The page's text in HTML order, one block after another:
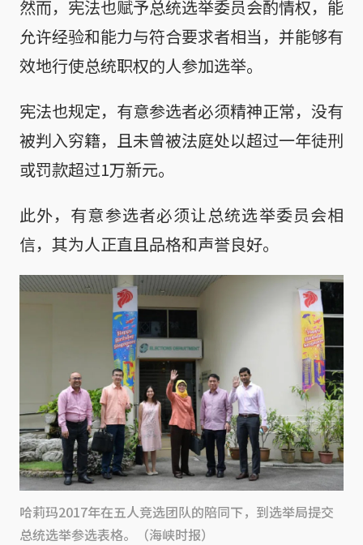
然而，宪法也赋予总统选举委员会酌情权，能
允许经验和能力与符合要求者相当，并能够有
效地行使总统职权的人参加选举。
宪法也规定，有意参选者必须精神正常，没有
被判入穷籍，且未曾被法庭处以超过一年徒刑
或罚款超过1万新元。
此外，有意参选者必须让总统选举委员会相
信，其为人正直且品格和声誉良好。
哈莉玛2017年在五人竞选团队的陪同下，到选举局提交
总统选举参选表格。（海峡时报）